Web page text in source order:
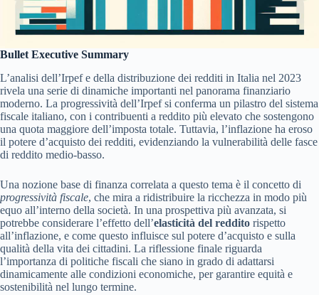
Bullet Executive Summary
L’analisi dell’Irpef e della distribuzione dei redditi in Italia nel 2023
rivela una serie di dinamiche importanti nel panorama finanziario
moderno. La progressività dell’Irpef si conferma un pilastro del sistema
fiscale italiano, con i contribuenti a reddito più elevato che sostengono
una quota maggiore dell’imposta totale. Tuttavia, l’inflazione ha eroso
il potere d’acquisto dei redditi, evidenziando la vulnerabilità delle fasce
di reddito medio-basso.
Una nozione base di finanza correlata a questo tema è il concetto di
progressività fiscale, che mira a ridistribuire la ricchezza in modo più
equo all’interno della società. In una prospettiva più avanzata, si
potrebbe considerare l’effetto dell’elasticità del reddito rispetto
all’inflazione, e come questo influisce sul potere d’acquisto e sulla
qualità della vita dei cittadini. La riflessione finale riguarda
l’importanza di politiche fiscali che siano in grado di adattarsi
dinamicamente alle condizioni economiche, per garantire equità e
sostenibilità nel lungo termine.